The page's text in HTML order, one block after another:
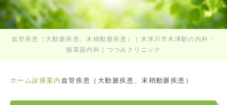
血管疾患（大動脈疾患、末梢動脈疾患）｜木津川市木津駅の内科・
循環器内科｜つつみクリニック
ホーム診療案内 血管疾患（大動脈疾患、末梢動脈疾患）